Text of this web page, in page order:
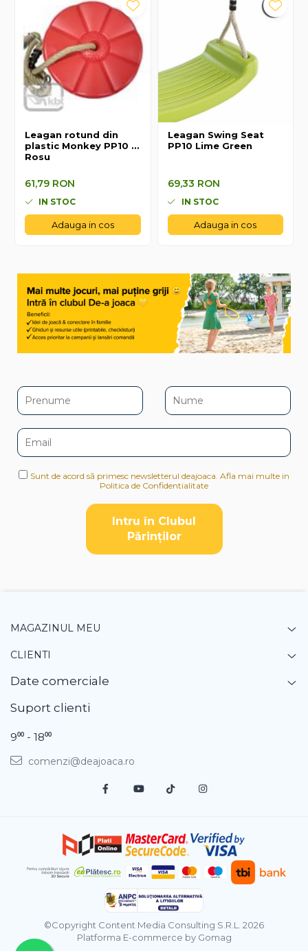
Leagan rotund din
plastic Monkey PP10 -
Rosu
61,79 RON
IN STOC
Adauga in cos
Leagan Swing Seat
PP10 Lime Green
69,33 RON
IN STOC
Adauga in cos
Sunt de acord să primesc newsletterul deajoaca. Afla mai multe in
Politica de Confidentialitate
Intru în Clubul
Pǎrinților
MAGAZINUL MEU
CLIENTI
Date comerciale
Suport clienti
9⁰⁰ - 18⁰⁰
comenzi@deajoaca.ro
©Copyright Content Media Consulting S.R.L. 2026
Platforma E-commerce by Gomag